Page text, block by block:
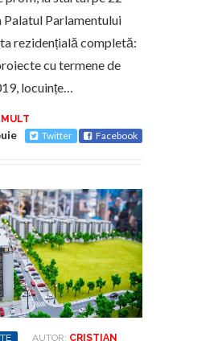
Palatul Parlamentului
rezidențială completă:
cu termene de
locuințe…
Twitter Facebook
AUTOR: CRISTIAN